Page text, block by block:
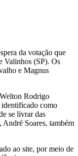
da votação que
Valinhos (SP). Os
e Magnus
Rodrigo
identificado como
se livrar das
Soares, também
ao site, por meio de